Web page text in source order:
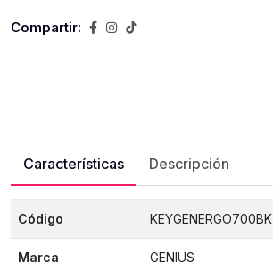
Compartir:
Características Descripción
Código KEYGENERGO700BK
Marca GENIUS